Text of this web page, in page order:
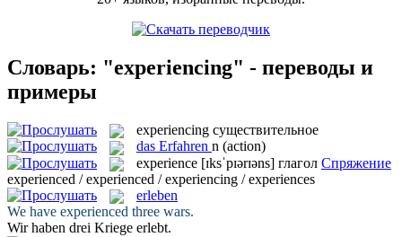
Словарь: "experiencing" - переводы и
примеры
experiencing существительное
das Erfahren n (action)
experience [ɪksˈpɪərɪəns] глагол Спряжение
experienced / experienced / experiencing / experiences
erleben
We have experienced three wars.
Wir haben drei Kriege erlebt.